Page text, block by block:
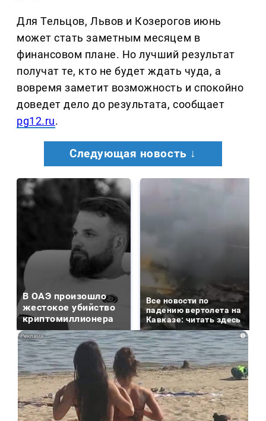
Для Тельцов, Львов и Козерогов июнь
может стать заметным месяцем в
финансовом плане. Но лучший результат
получат те, кто не будет ждать чуда, а
вовремя заметит возможность и спокойно
доведет дело до результата, сообщает
pg12.ru.
Следующая новость ↓
В ОАЭ произошло
жестокое убийство
криптомиллионера
Все новости по
падению вертолета на
Кавказе: читать здесь
i